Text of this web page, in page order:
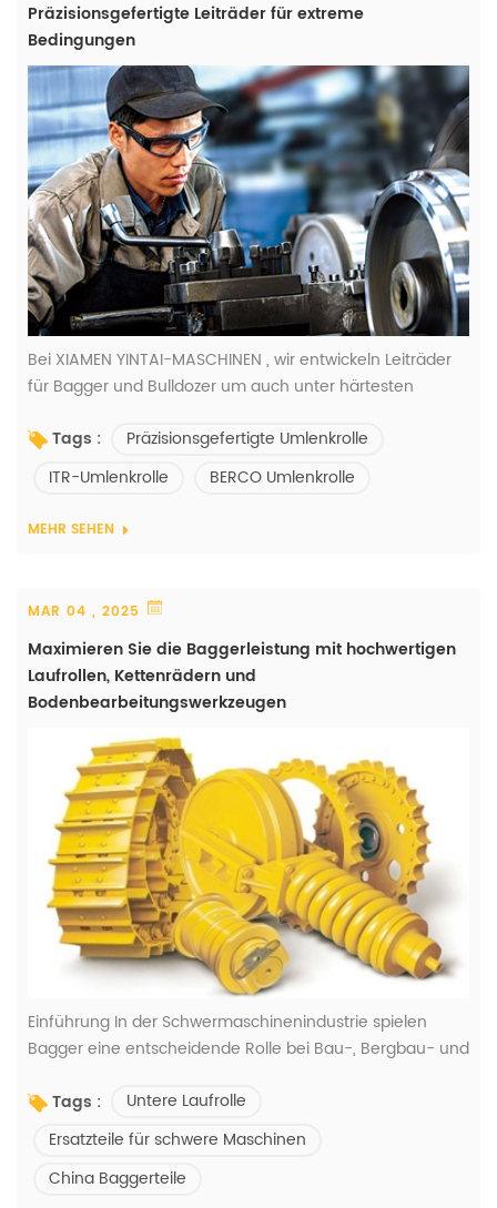
Präzisionsgefertigte Leiträder für extreme
Bedingungen
Bei XIAMEN YINTAI-MASCHINEN , wir entwickeln Leiträder
für Bagger und Bulldozer um auch unter härtesten
Kompromisse eingehen, setzen wir auf japanische
Fertigungsdisziplin, der globale OEMs vertrauen. Materielle
Premium 35MnBh-Legierung * Hochleistungsmodelle:
Tags :
Präzisionsgefertigte Umlenkrolle
ITR-Umlenkrolle
BERCO Umlenkrolle
MEHR SEHEN
MAR 04 , 2025
Maximieren Sie die Baggerleistung mit hochwertigen
Laufrollen, Kettenrädern und
Bodenbearbeitungswerkzeugen
Einführung In der Schwermaschinenindustrie spielen
Bagger eine entscheidende Rolle bei Bau-, Bergbau- und
Langlebigkeit zu gewährleisten, sind hochwertige
Fahrwerkskomponenten unerlässlich. Dazu
UndBodenbearbeitungswerkzeuge(ERHALTEN)haben
Tags :
Untere Laufrolle
Ersatzteile für schwere Maschinen
China Baggerteile